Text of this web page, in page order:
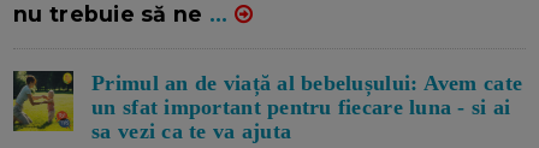
nu trebuie să ne ...
Primul an de viață al bebelușului: Avem cate
un sfat important pentru fiecare luna - si ai
sa vezi ca te va ajuta